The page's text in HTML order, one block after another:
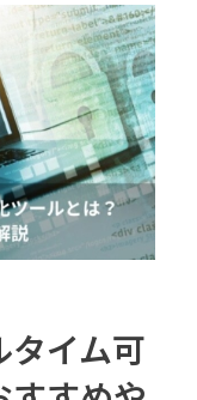
タイム可